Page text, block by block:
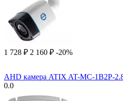
1 728 ₽ 2 160 ₽ -20%
AHD камера ATIX AT-MC-1B2P-
0.0